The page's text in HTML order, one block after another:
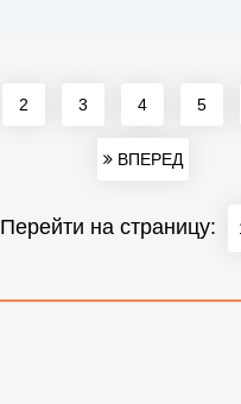
2 3 4 5
ВПЕРЕД
Перейти на страницу: